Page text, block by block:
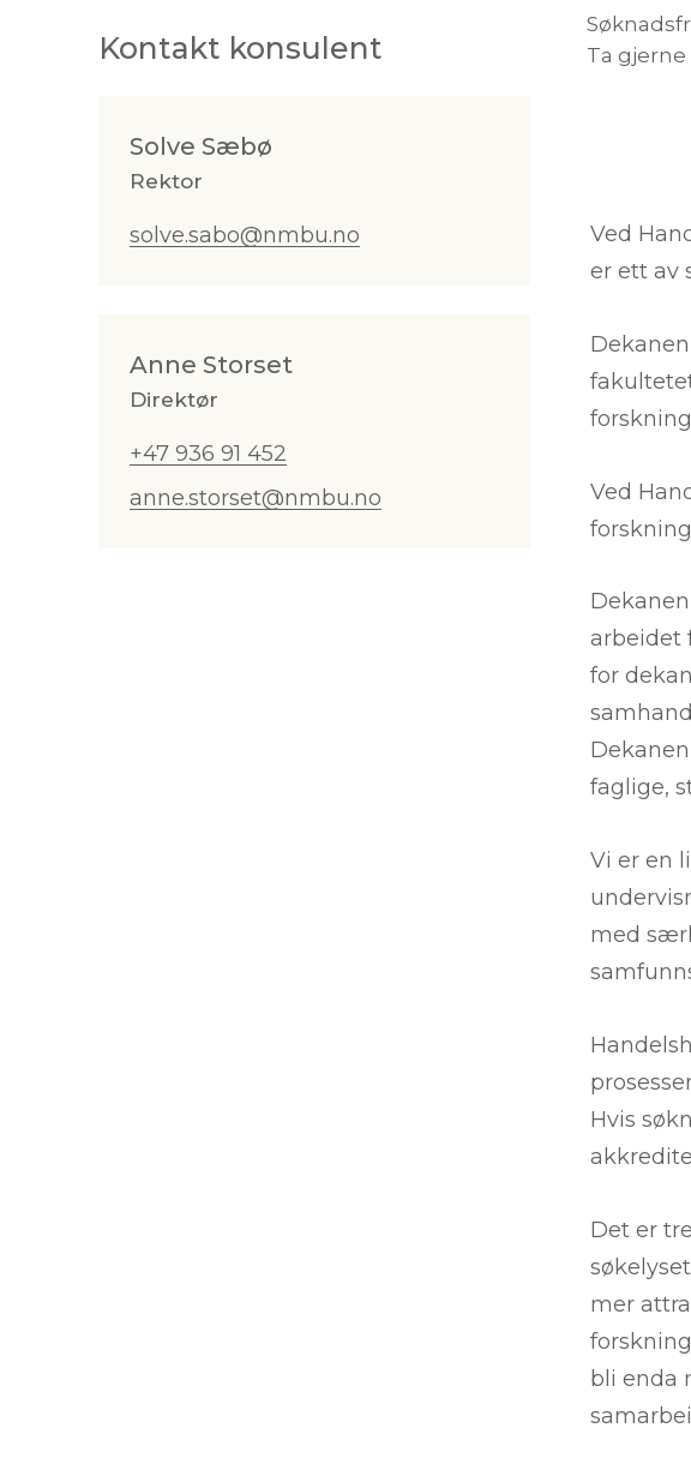
Ta
Kontakt konsulent
Solve Sæbø
Rektor
solve.sabo@nmbu.no
Anne Storset
Direktør
+47 936 91 452
anne.storset@nmbu.no
Ved
er ett av
Ved
arbeidet
for
faglige,
Vi er en
med
Hvis
Det er
mer
bli enda